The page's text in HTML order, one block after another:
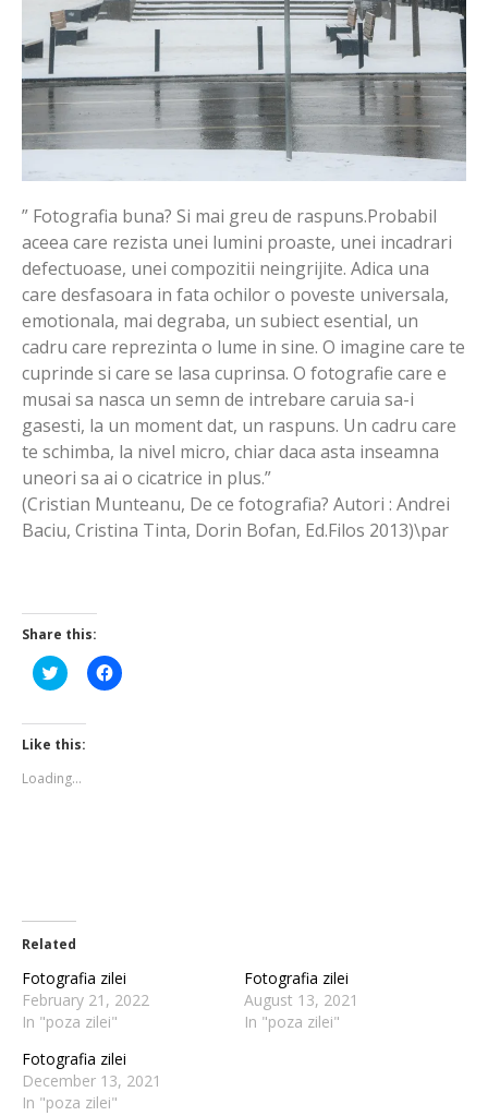
” Fotografia buna? Si mai greu de raspuns.Probabil
aceea care rezista unei lumini proaste, unei incadrari
defectuoase, unei compozitii neingrijite. Adica una
care desfasoara in fata ochilor o poveste universala,
emotionala, mai degraba, un subiect esential, un
cadru care reprezinta o lume in sine. O imagine care te
cuprinde si care se lasa cuprinsa. O fotografie care e
musai sa nasca un semn de intrebare caruia sa-i
gasesti, la un moment dat, un raspuns. Un cadru care
te schimba, la nivel micro, chiar daca asta inseamna
uneori sa ai o cicatrice in plus.”
(Cristian Munteanu, De ce fotografia? Autori : Andrei
Baciu, Cristina Tinta, Dorin Bofan, Ed.Filos 2013)\par
Share this:
Click
to
Twitter
(Opens
in
window)
Click
to
Like this:
Loading...
Related
Fotografia zilei
February 21, 2022
In "poza zilei"
Fotografia zilei
August 13, 2021
In "poza zilei"
Fotografia zilei
December 13, 2021
In "poza zilei"